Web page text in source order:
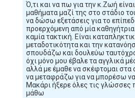
Ό,τι και να πω για την κ.Ζωή
μαθήματα μαζί της στο στάδιο
να δώσω εξετάσεις για το
προερχόμενη από μία
καμία τακτική. Είναι
μεταδοτικότητα και την
σπουδάζω και δουλεύω
όχι μόνο μου έβαλε τα αγγλικά
αλλά με έμαθε να σκέφτομαι στα
να μεταφράζω για να μπορέσω
Μακάρι ήξερε όλες τις γλώσσες
μάθω